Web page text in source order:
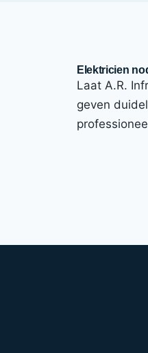
Elektricien
Laat A.R.
geven